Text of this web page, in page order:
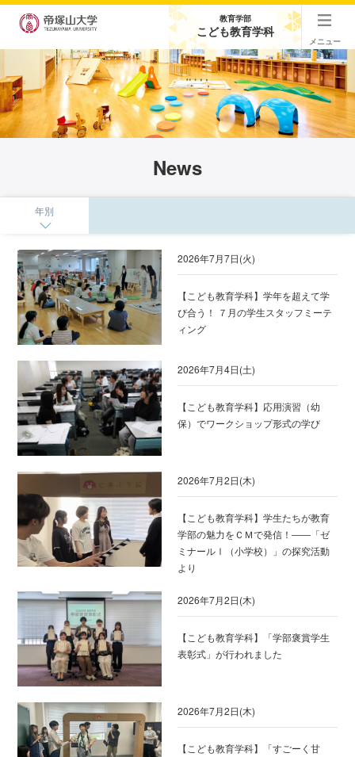
教育学部
こども教育学科
メニュー
News
年別
2026年7月7日(火)
【こども教育学科】学年を超えて学
び合う！ ７月の学生スタッフミーテ
ィング
2026年7月4日(土)
【こども教育学科】応用演習（幼
保）でワークショップ形式の学び
2026年7月2日(木)
【こども教育学科】学生たちが教育
学部の魅力をＣＭで発信！――「ゼ
ミナールⅠ（小学校）」の探究活動
より
2026年7月2日(木)
【こども教育学科】「学部褒賞学生
表彰式」が行われました
2026年7月2日(木)
【こども教育学科】「すごーく甘